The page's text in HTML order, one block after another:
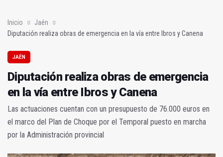
Inicio
Jaén
Diputación realiza obras de emergencia en la vía entre Ibros y Canena
JAÉN
Diputación realiza obras de emergencia
en la vía entre Ibros y Canena
Las actuaciones cuentan con un presupuesto de 76.000 euros en
el marco del Plan de Choque por el Temporal puesto en marcha
por la Administración provincial